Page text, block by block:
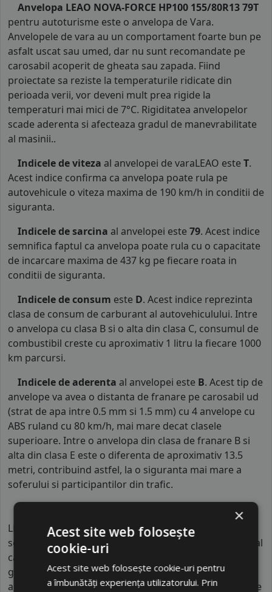
Anvelopa LEAO NOVA-FORCE HP100 155/80R13 79T
pentru autoturisme este o anvelopa de Vara.
Anvelopele de vara au un comportament foarte bun pe
asfalt uscat sau umed, dar nu sunt recomandate pe
carosabil acoperit de gheata sau zapada. Fiind
proiectate sa reziste la temperaturile ridicate din
perioada verii, vor deveni mult prea rigide la
temperaturi mai mici de 7°C. Rigiditatea anvelopelor
scade aderenta si afecteaza gradul de manevrabilitate
al masinii..
Indicele de viteza al anvelopei de varaLEAO este T.
Acest indice confirma ca anvelopa poate rula pe
autovehicule o viteza maxima de 190 km/h in conditii de
siguranta.
Indicele de sarcina al anvelopei este 79. Acest indice
semnifica faptul ca anvelopa poate rula cu o capacitate
de incarcare maxima de 437 kg pe fiecare roata in
conditii de siguranta.
Indicele de consum este D. Acest indice reprezinta
clasa de consum de carburant al autovehiculului. Intre
o anvelopa cu clasa B si o alta din clasa C, consumul de
combustibil creste cu aproximativ 1 litru la fiecare 1000
km parcursi.
Indicele de aderenta al anvelopei este B. Acest tip de
anvelope va avea o distanta de franare pe carosabil ud
(strat de apa intre 0.5 mm si 1.5 mm) cu 4 anvelope cu
ABS ruland cu 80 km/h, mai mare decat clasele
superioare. Intre o anvelopa din clasa de franare B si
alta din clasa E este o diferenta de aproximativ 13.5
metri, contribuind astfel, la o siguranta mai mare a
soferului si participantilor din trafic.
LEAO este un brand chinezesc de anvelope din
segmentul economic, parte a unui mare grup industrial
care produce mai multe mărci destinate exportului
global. Fabricile în care este produs sunt moderne și
automatizate, cu capacitate mare de producție, ceea ce
×
Acest site web folosește
cookie-uri
Acest site web folosește cookie-uri pentru
a îmbunătăți experiența utilizatorului. Prin